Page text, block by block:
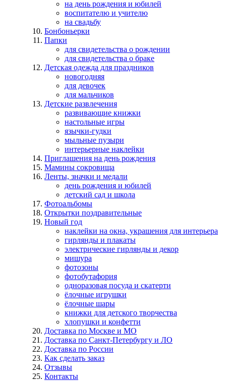
на день рождения и юбилей
воспитателю и учителю
на свадьбу
Бонбоньерки
Папки
для свидетельства о рождении
для свидетельства о браке
Детская одежда для праздников
новогодняя
для девочек
для мальчиков
Детские развлечения
развивающие книжки
настольные игры
язычки-гудки
мыльные пузыри
интерьерные наклейки
Приглашения на день рождения
Мамины сокровища
Ленты, значки и медали
день рождения и юбилей
детский сад и школа
Фотоальбомы
Открытки поздравительные
Новый год
наклейки на окна, украшения для интерьера
гирлянды и плакаты
электрические гирлянды и декор
мишура
фотозоны
фотобутафория
одноразовая посуда и скатерти
ёлочные игрушки
ёлочные шары
книжки для детского творчества
хлопушки и конфетти
Доставка по Москве и МО
Доставка по Санкт-Петербургу и ЛО
Доставка по России
Как сделать заказ
Отзывы
Контакты